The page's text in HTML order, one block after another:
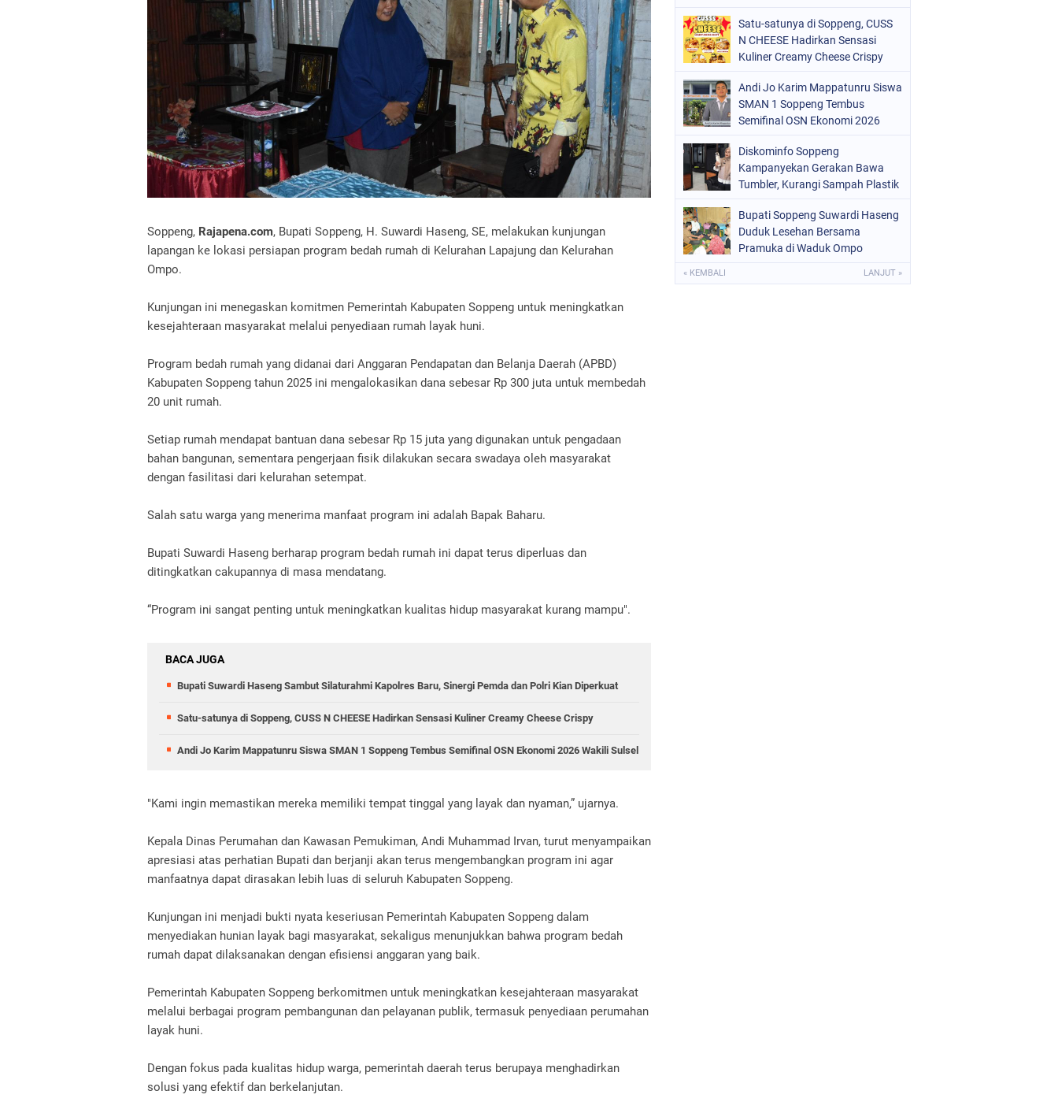
Soppeng, Rajapena.com, Bupati Soppeng, H. Suwardi Haseng, SE, melakukan kunjungan
lapangan ke lokasi persiapan program bedah rumah di Kelurahan Lapajung dan Kelurahan
Ompo.
Kunjungan ini menegaskan komitmen Pemerintah Kabupaten Soppeng untuk meningkatkan
kesejahteraan masyarakat melalui penyediaan rumah layak huni.
Program bedah rumah yang didanai dari Anggaran Pendapatan dan Belanja Daerah (APBD)
Kabupaten Soppeng tahun 2025 ini mengalokasikan dana sebesar Rp 300 juta untuk membedah
20 unit rumah.
Setiap rumah mendapat bantuan dana sebesar Rp 15 juta yang digunakan untuk pengadaan
bahan bangunan, sementara pengerjaan fisik dilakukan secara swadaya oleh masyarakat
dengan fasilitasi dari kelurahan setempat.
Salah satu warga yang menerima manfaat program ini adalah Bapak Baharu.
Bupati Suwardi Haseng berharap program bedah rumah ini dapat terus diperluas dan
ditingkatkan cakupannya di masa mendatang.
“Program ini sangat penting untuk meningkatkan kualitas hidup masyarakat kurang mampu".
BACA JUGA
Bupati Suwardi Haseng Sambut Silaturahmi Kapolres Baru, Sinergi Pemda dan Polri Kian Diperkuat
Satu-satunya di Soppeng, CUSS N CHEESE Hadirkan Sensasi Kuliner Creamy Cheese Crispy
Andi Jo Karim Mappatunru Siswa SMAN 1 Soppeng Tembus Semifinal OSN Ekonomi 2026 Wakili Sulsel
"Kami ingin memastikan mereka memiliki tempat tinggal yang layak dan nyaman,” ujarnya.
Kepala Dinas Perumahan dan Kawasan Pemukiman, Andi Muhammad Irvan, turut menyampaikan
apresiasi atas perhatian Bupati dan berjanji akan terus mengembangkan program ini agar
manfaatnya dapat dirasakan lebih luas di seluruh Kabupaten Soppeng.
Kunjungan ini menjadi bukti nyata keseriusan Pemerintah Kabupaten Soppeng dalam
menyediakan hunian layak bagi masyarakat, sekaligus menunjukkan bahwa program bedah
rumah dapat dilaksanakan dengan efisiensi anggaran yang baik.
Pemerintah Kabupaten Soppeng berkomitmen untuk meningkatkan kesejahteraan masyarakat
melalui berbagai program pembangunan dan pelayanan publik, termasuk penyediaan perumahan
layak huni.
Dengan fokus pada kualitas hidup warga, pemerintah daerah terus berupaya menghadirkan
solusi yang efektif dan berkelanjutan.
POLITIK (157)
POLRI
SULSEL
Satu-satunya di Soppeng, CUSS
N CHEESE Hadirkan Sensasi
Kuliner Creamy Cheese Crispy
Andi Jo Karim Mappatunru Siswa
SMAN 1 Soppeng Tembus
Semifinal OSN Ekonomi 2026
Diskominfo Soppeng
Kampanyekan Gerakan Bawa
Tumbler, Kurangi Sampah Plastik
Bupati Soppeng Suwardi Haseng
Duduk Lesehan Bersama
Pramuka di Waduk Ompo
« KEMBALI LANJUT »